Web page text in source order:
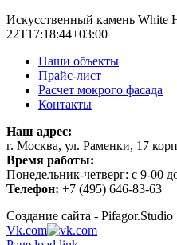
Искусственный камень White
22T17:18:44+03:00
Наши объекты
Прайс-лист
Расчет мокрого фасада
Контакты
Наш адрес:
г. Москва, ул. Раменки, 17
Время работы:
Понедельник-четверг: с 9-00
Телефон: +7 (495) 646-83-63
Создание сайта - Pifagor.Studio
Vk.com